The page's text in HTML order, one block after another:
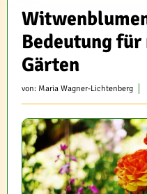
Bedeutung
Gärten
von: Maria Wagner-Lichtenberg